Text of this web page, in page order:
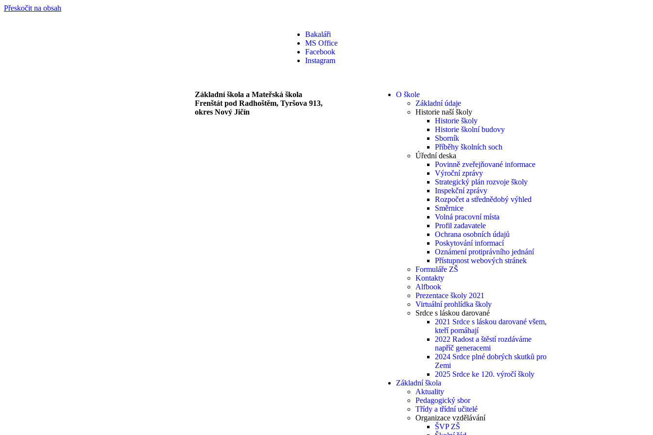
Přeskočit na obsah
Bakaláři
MS Office
Facebook
Instagram
Základní škola a Mateřská škola
Frenštát pod Radhoštěm, Tyršova 913,
okres Nový Jičín
O škole
Základní údaje
Historie naší školy
Historie školy
Historie školní budovy
Sborník
Příběhy školních soch
Úřední deska
Povinně zveřejňované informace
Výroční zprávy
Strategický plán rozvoje školy
Inspekční zprávy
Rozpočet a střednědobý výhled
Směrnice
Volná pracovní místa
Profil zadavatele
Ochrana osobních údajů
Poskytování informací
Oznámení protiprávního jednání
Přístupnost webových stránek
Formuláře ZŠ
Kontakty
Alfbook
Prezentace školy 2021
Virtuální prohlídka školy
Srdce s láskou darované
2021 Srdce s láskou darované všem,
kteří pomáhají
2022 Radost a štěstí rozdáváme
napříč generacemi
2024 Srdce plné dobrých skutků pro
Zemi
2025 Srdce ke 120. výročí školy
Základní škola
Aktuality
Pedagogický sbor
Třídy a třídní učitelé
Organizace vzdělávání
ŠVP ZŠ